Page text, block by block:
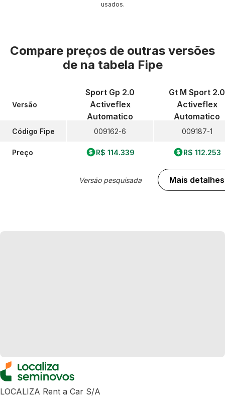
usados.
Compare preços de outras versões
de na tabela Fipe
Versão
Código Fipe
Preço
Sport Gp 2.0
Activeflex
Automatico
009162-6
R$ 114.339
Versão pesquisada
Gt M Sport 2.0
Activeflex
Automatico
009187-1
R$ 112.253
Mais detalhes
LOCALIZA Rent a Car S/A